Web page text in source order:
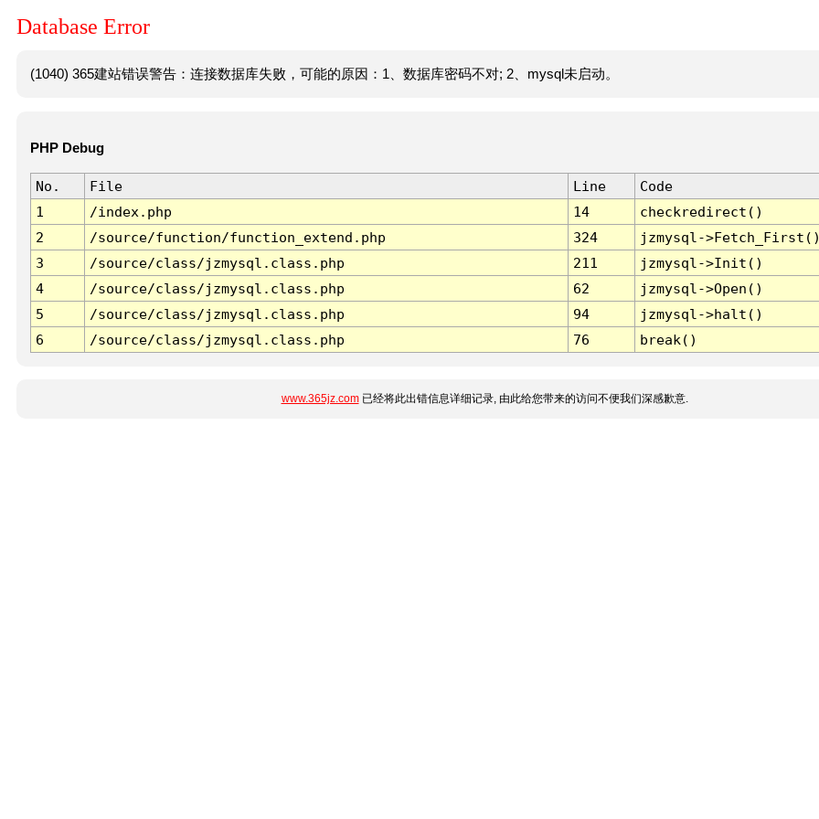
Database Error
(1040) 365建站错误警告：连接数据库失败，可能的原因：1、数据库密码不对; 2、mysql未启动。
PHP Debug
No. File Line
Code
1
/index.php 14
checkredirect()
2
/source/function/function_extend.php 324
jzmysql-
3
/source/class/jzmysql.class.php 211
jzmysql->Init()
4
/source/class/jzmysql.class.php 62
jzmysql->Open()
5
/source/class/jzmysql.class.php 94
jzmysql->halt()
6
/source/class/jzmysql.class.php 76 break()
www.365jz.com已经将此出错信息详细记录, 由此给您带来的访问不便我们深感歉意.